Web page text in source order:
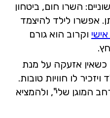
השרו חום, ביטחון
אפשרו לילד להיצמד
וקרוב הוא גורם
אזעקה על מנת
לו חוויות טובות.
המוגן שלי", ולהמציא